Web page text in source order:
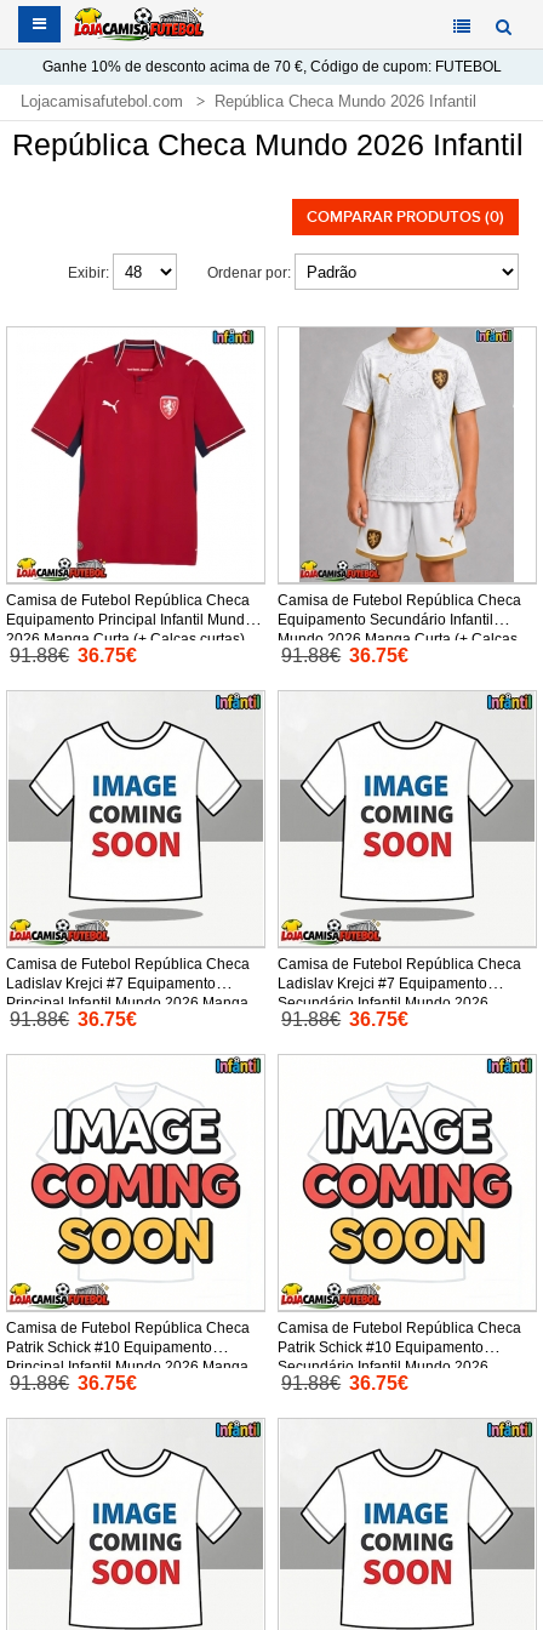
Ganhe 10%de desconto acima de 70 €, Código de cupom: FUTEBOL
Lojacamisafutebol.com República Checa Mundo 2026 Infantil
República Checa Mundo 2026 Infantil
COMPARAR PRODUTOS (0)
Ordenar por:
Exibir:
Camisa de Futebol República Checa
Equipamento Principal Infantil Mundo
2026 Manga Curta (+ Calças curtas)
91.88€ 36.75€
Camisa de Futebol República Checa
Equipamento Secundário Infantil
Mundo 2026 Manga Curta (+ Calças
curtas)
91.88€ 36.75€
Camisa de Futebol República Checa
Ladislav Krejci #7 Equipamento
Principal Infantil Mundo 2026 Manga
Curta (+ Calças curtas)
91.88€ 36.75€
Camisa de Futebol República Checa
Ladislav Krejci #7 Equipamento
Secundário Infantil Mundo 2026
Manga Curta (+ Calças curtas)
91.88€ 36.75€
Camisa de Futebol República Checa
Patrik Schick #10 Equipamento
Principal Infantil Mundo 2026 Manga
Curta (+ Calças curtas)
91.88€ 36.75€
Camisa de Futebol República Checa
Patrik Schick #10 Equipamento
Secundário Infantil Mundo 2026
Manga Curta (+ Calças curtas)
91.88€ 36.75€